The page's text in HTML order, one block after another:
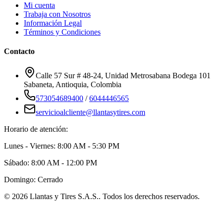
Mi cuenta
Trabaja con Nosotros
Información Legal
Términos y Condiciones
Contacto
Calle 57 Sur # 48-24, Unidad Metrosabana Bodega 101
Sabaneta, Antioquia, Colombia
573054689400 /6044446565
servicioalcliente@llantasytires.com
Horario de atención:
Lunes - Viernes: 8:00 AM - 5:30 PM
Sábado: 8:00 AM - 12:00 PM
Domingo: Cerrado
© 2026 Llantas y Tires S.A.S.. Todos los derechos reservados.